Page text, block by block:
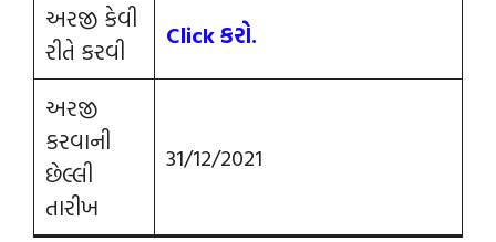
અરજી કેવી
રીતે કરવી
Click કરો.
અરજી
કરવાની
છેલ્લી
તારીખ
31/12/2021